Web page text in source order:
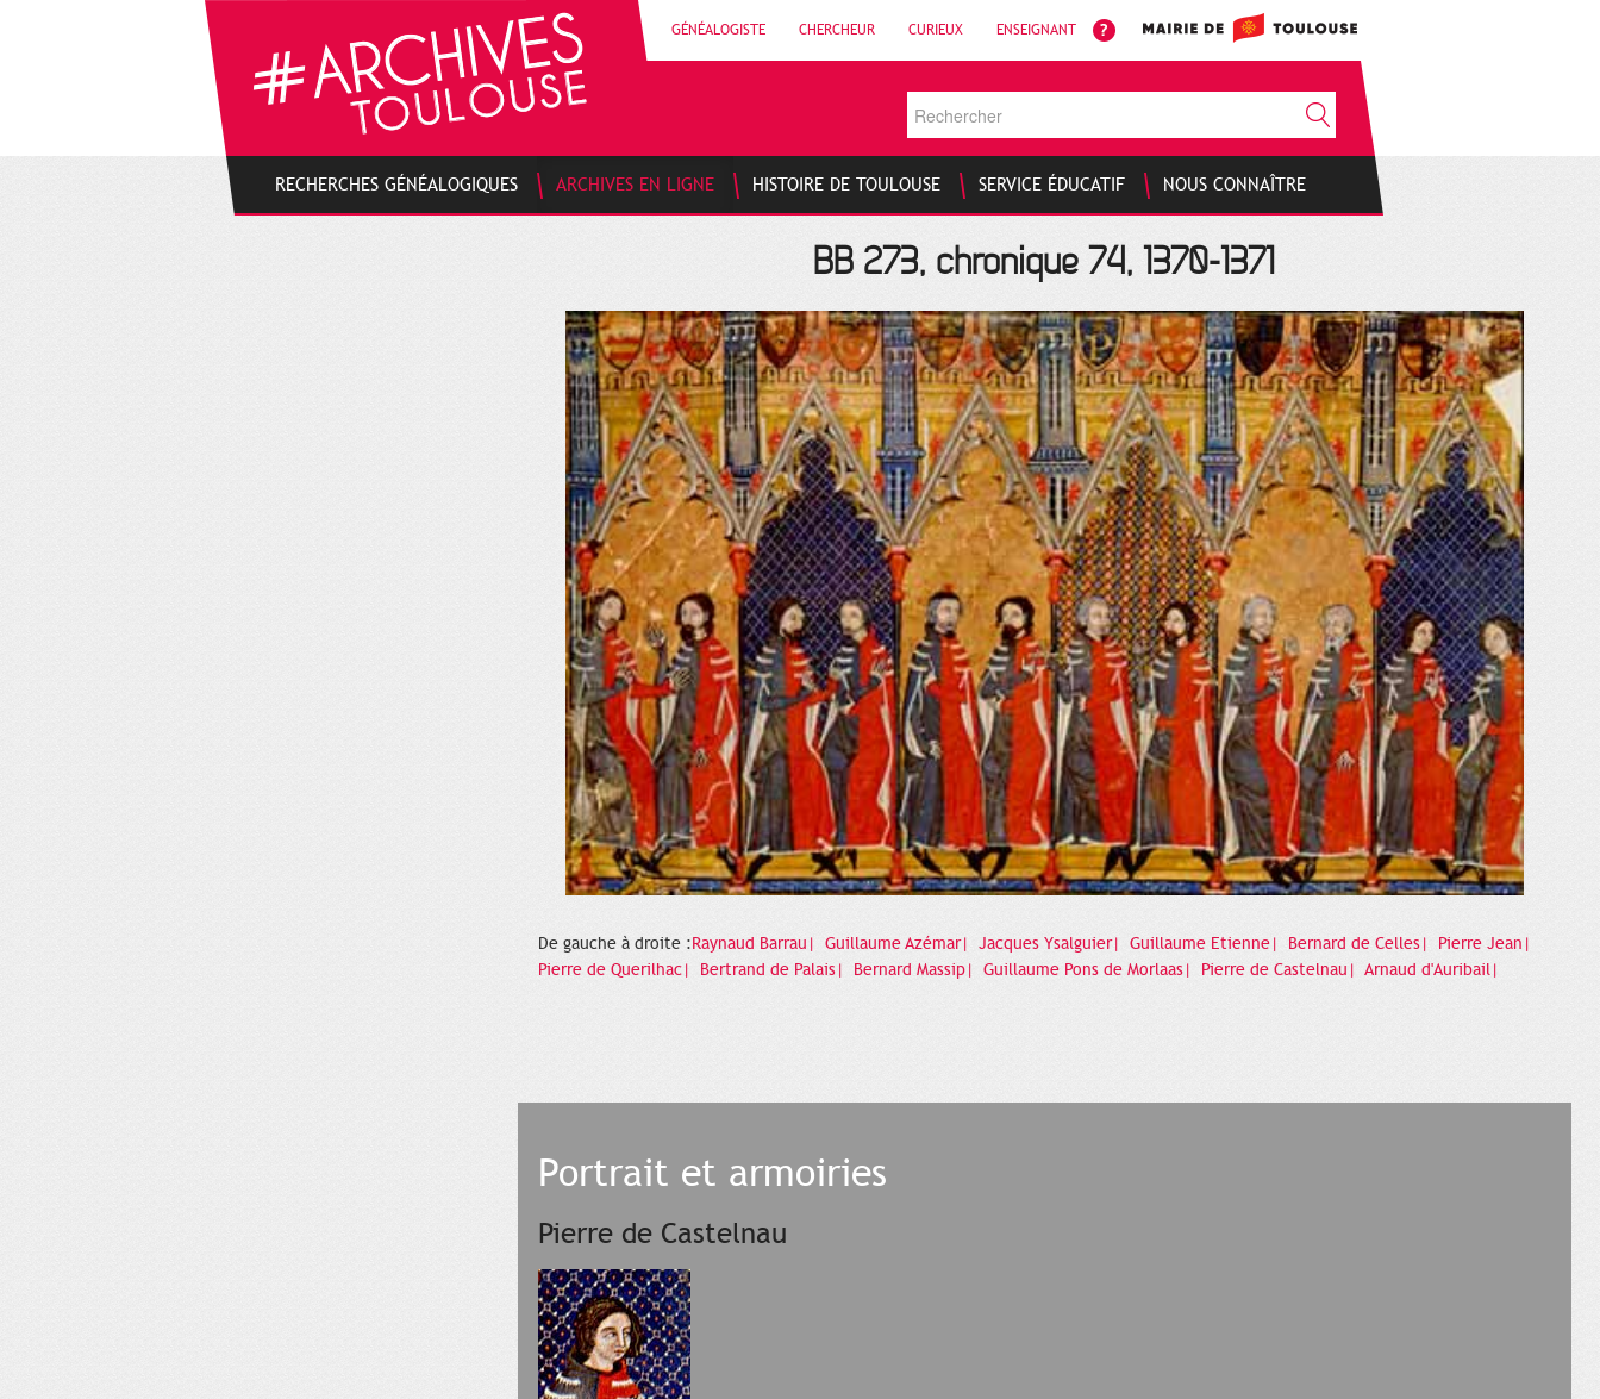
GÉNÉALOGISTE CHERCHEUR CURIEUX ENSEIGNANT
RECHERCHES GÉNÉALOGIQUES ARCHIVES EN LIGNE HISTOIRE DE TOULOUSE SERVICE ÉDUCATIF NOUS CONNAÎTRE
BB 273, chronique 74, 1370-1371
De gauche à droite :Raynaud Barrau| Guillaume Azémar| Jacques Ysalguier| Guillaume Etienne| Bernard de Celles|
Pierre Jean|
Pierre de Querilhac|
Bertrand de Palais| Bernard Massip| Guillaume Pons de Morlaas| Pierre de Castelnau| Arnaud d'Auribail|
Portrait et armoiries
Pierre de Castelnau
Cookies management panel